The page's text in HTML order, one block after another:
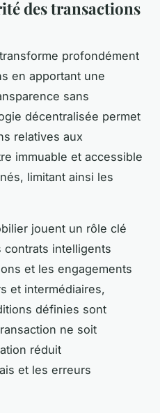
des transactions
profondément
en apportant une
sans
décentralisée permet
relatives aux
immuable et accessible
limitant ainsi les
jouent un rôle clé
intelligents
et les engagements
et intermédiaires,
définies sont
ne soit
réduit
et les erreurs